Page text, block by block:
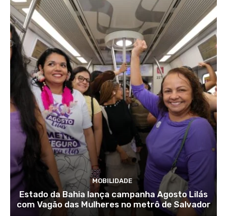
MOBILIDADE
Estado da Bahia lança campanha Agosto Lilás
com Vagão das Mulheres no metrô de Salvador